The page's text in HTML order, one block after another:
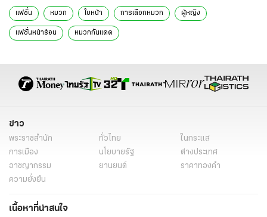
แฟชั่น หมวก ใบหน้า การเลือกหมวก ผู้หญิง
แฟชั่นหน้าร้อน หมวกกันแดด
ข่าว
พระราชสำนัก ทั่วไทย
ในกระแส
การเมือง
นโยบายรัฐ
ต่างประเทศ
อาชญากรรม
ยานยนต์
ราคาทองคำ
ความยั่งยืน
เนื้อหาที่น่าสนใจ